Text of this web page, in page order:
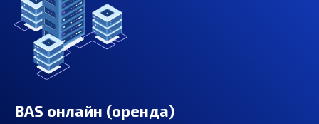
BAS онлайн (оренда)